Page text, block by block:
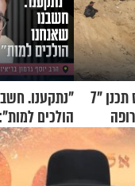
דיווח בשוויץ: חמאס תכנן "7
"נתקענו.
הולכים
בריאיון מרתק